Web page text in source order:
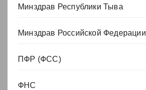
Минздрав Республики Тыва
Минздрав Российской Федерации
ПФР (ФСС)
ФНС